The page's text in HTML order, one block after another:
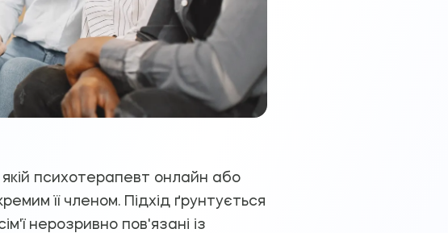
психотерапевт онлайн або
її членом. Підхід ґрунтується
нерозривно пов'язані із